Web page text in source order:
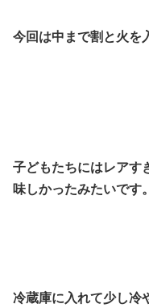
今回は中まで割と火を
子どもたちにはレアす
味しかったみたいです。
冷蔵庫に入れて少し冷